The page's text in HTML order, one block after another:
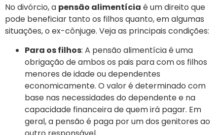
No divórcio, a pensão alimentícia é um direito que
pode beneficiar tanto os filhos quanto, em algumas
situações, o ex-cônjuge. Veja as principais condições:
Para os filhos: A pensão alimentícia é uma
obrigação de ambos os pais para com os filhos
menores de idade ou dependentes
economicamente. O valor é determinado com
base nas necessidades do dependente e na
capacidade financeira de quem irá pagar. Em
geral, a pensão é paga por um dos genitores ao